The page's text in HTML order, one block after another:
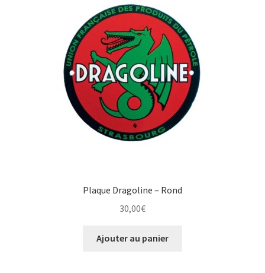
Plaque Dragoline – Rond
30,00€
Ajouter au panier